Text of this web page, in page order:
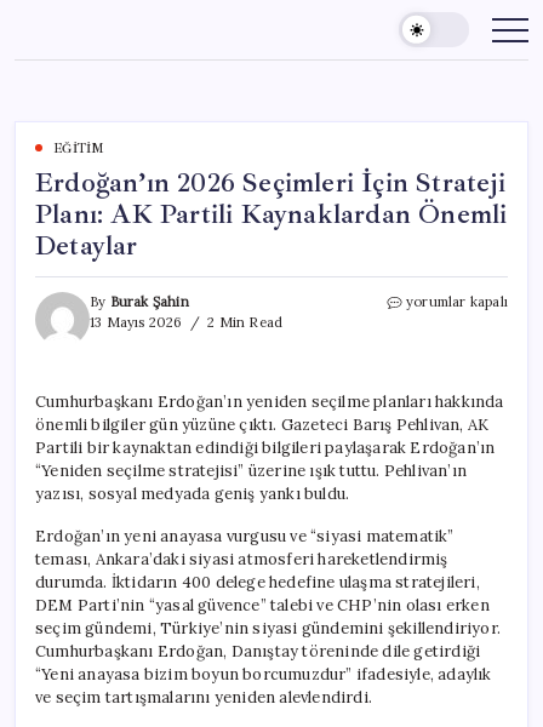
content
EĞITIM
Erdoğan’ın 2026 Seçimleri İçin Strateji
Planı: AK Partili Kaynaklardan Önemli
Detaylar
By Burak Şahin
13 Mayıs 2026
2 Min Read
Erdoğan’ın
Planı:
AK
Partili
Kaynaklardan
yorumlar kapalı
Cumhurbaşkanı Erdoğan’ın yeniden seçilme planları hakkında
önemli bilgiler gün yüzüne çıktı. Gazeteci Barış Pehlivan, AK
Partili bir kaynaktan edindiği bilgileri paylaşarak Erdoğan’ın
“Yeniden seçilme stratejisi” üzerine ışık tuttu. Pehlivan’ın
yazısı, sosyal medyada geniş yankı buldu.
Erdoğan’ın yeni anayasa vurgusu ve “siyasi matematik”
teması, Ankara’daki siyasi atmosferi hareketlendirmiş
durumda. İktidarın 400 delege hedefine ulaşma stratejileri,
DEM Parti’nin “yasal güvence” talebi ve CHP’nin olası erken
seçim gündemi, Türkiye’nin siyasi gündemini şekillendiriyor.
Cumhurbaşkanı Erdoğan, Danıştay töreninde dile getirdiği
“Yeni anayasa bizim boyun borcumuzdur” ifadesiyle, adaylık
ve seçim tartışmalarını yeniden alevlendirdi.